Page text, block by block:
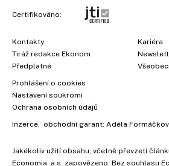
Certifikováno:
Kontakty
Tiráž redakce Ekonom
Předplatné
Kariéra
Prohlášení o cookies
Nastavení soukromí
Ochrana osobních údajů
Inzerce, obchodní garant: Adéla
Jakékoliv užití obsahu, včetně převzetí
Economia, a.s. zapovězeno. Bez souhlasu